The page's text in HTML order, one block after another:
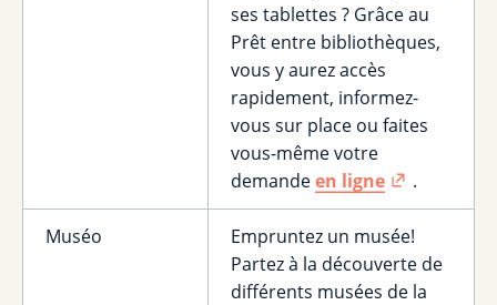
ses tablettes ? Grâce au
Prêt entre bibliothèques,
vous y aurez accès
rapidement, informez-
vous sur place ou faites
vous-même votre
demandeen ligne .
Muséo
Empruntez un musée!
Partez à la découverte de
différents musées de la